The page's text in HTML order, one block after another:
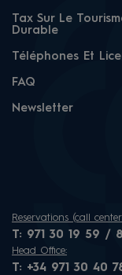
Tax Sur Le
Durable
Téléphones Et
FAQ
Newsletter
Reservations (call
T: 971 30 19 59 /
Head Office:
T: +34 971 30 40